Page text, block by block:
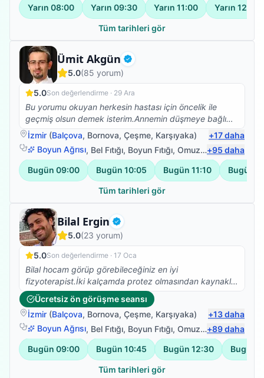
Yarın 08:00 Yarın 09:30 Yarın 11:00 Yarın 12:30
Tüm tarihleri gör
Ümit Akgün Doğrulanmış
Fizyoterapist
5.0(85 yorum)
5.0Son değerlendirme · 29 Ara
Bu yorumu okuyan herkesin hastası için öncelik ile
geçmiş olsun demek isterim.Annemin düşmeye bağlı
beyin kanaması sonrası vücudunun sol tarafına
felç.oldu bu süreçte Ümit bey ile yolumuz buluştu ve
annem yaşına farklı kronik rahatsızlığına rağmen
yürüdü ve vücudunu kullabanilir hale geldi.Bunun için
teşekkür edemem yetmez,sanırım hastası olan 10
kişiye sorsak 50 si kendisi için içinden gelen yüm
yaşanmıyor tüm aile fertlerimiz bu süreçten
etkileniyor.İşte Ümit bey bunu başarıyor bizim ile
birlikte olmayı aileden biri olmayı ,o zamanda meslek
bilgisi ve insani değerleri ile başarılı oluyor.Kendisi
gerek nezaketi gerek iş tutuşu gerek değerleri ile
saygımızı sevgimizi kazandı.TEŞEKKÜRLER Ümit bey
tüm değerleriniz için emeğinize,yüreğinize sağlık.
İzmir (Balçova, Bornova, Çeşme, Karşıyaka) +17daha
Boyun Ağrısı, Bel Fıtığı, Boyun Fıtığı, Omuz Bağ Yaralanması +95 daha
Bugün 09:00 Bugün 10:05 Bugün 11:10 Bugün
Tüm tarihleri gör
Bilal Ergin Doğrulanmış
Fizyoterapist
5.0(23 yorum)
5.0Son değerlendirme · 17 Oca
Bilal hocam görüp görebileceğiniz en iyi
fizyoterapist.İki kalçamda protez olmasından kaynaklı
Skolyoz başlangıcı teşhisi kondu. Ağrılarımın artması
nedeniyle fizyoterapist arayışına girdim ve Bilal
Hocamla çalışmaya başladık. Abartmıyorum iki
seanstan sonra belimdeki ağrılar yok oldu.Dik durmaya
başladım. Ve yürüyüşüm düzeldi.Kendisinin bilgisi
güleryüzü ve modum düştüğünde pozitif yaklaşımıyla
harika bir iş başardı. Kendimi çok iyi
hissediyorum.Fizyoterapim devam ediyor.Emeklerinize
Ücretsiz ön görüşme seansı
İzmir (Balçova, Bornova, Çeşme, Karşıyaka) +13daha
Boyun Ağrısı, Bel Fıtığı, Boyun Fıtığı, Omuz Bağ Yaralanması +89daha
Bugün 09:00 Bugün 10:45 Bugün 12:30 Bugün
Tüm tarihleri gör